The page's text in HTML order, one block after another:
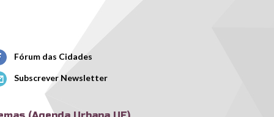
Fórum das Cidades
Subscrever Newsletter